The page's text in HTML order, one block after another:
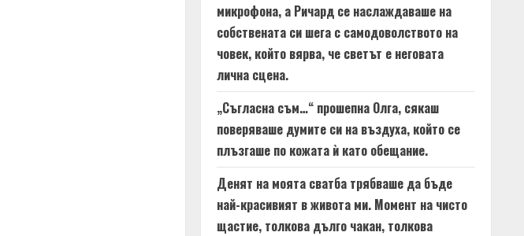
микрофона, а Ричард се наслаждаваше на
собствената си шега с самодоволството на
човек, който вярва, че светът е неговата
лична сцена.
„Съгласна съм…“ прошепна Олга, сякаш
поверяваше думите си на въздуха, който се
плъзгаше по кожата ѝ като обещание.
Денят на моята сватба трябваше да бъде
най-красивият в живота ми. Момент на чисто
щастие, толкова дълго чакан, толкова